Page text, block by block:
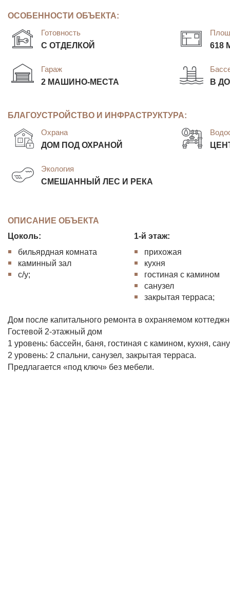
ОСОБЕННОСТИ ОБЪЕКТА:
Готовность
С ОТДЕЛКОЙ 618
Гараж
2 МАШИНО-МЕСТА В
БЛАГОУСТРОЙСТВО И ИНФРАСТРУКТУРА:
Охрана
ДОМ ПОД ОХРАНОЙ
Экология
СМЕШАННЫЙ ЛЕС И РЕКА
ОПИСАНИЕ ОБЪЕКТА
Цоколь:
бильярдная комната
каминный зал
с/у;
1-й этаж:
прихожая
кухня
гостиная с камином
санузел
закрытая терраса;
Дом после капитального ремонта в охраняемом
Гостевой 2-этажный дом
1 уровень: бассейн, баня, гостиная с камином, кухня,
2 уровень: 2 спальни, санузел, закрытая терраса.
Предлагается «под ключ» без мебели.